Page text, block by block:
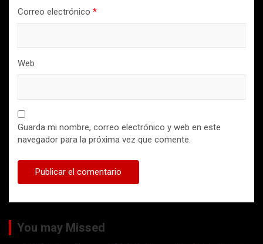
Correo electrónico *
Web
Guarda mi nombre, correo electrónico y web en este
navegador para la próxima vez que comente.
You may Missed